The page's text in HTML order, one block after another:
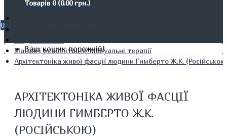
Товарів 0 (0.00 грн.)
0
Ваш кошик порожній!
Не художня література
Масаж і реабілітація. Мануальні терапії
Архітектоніка живої фасції людини Гимберто Ж.К.
АРХІТЕКТОНІКА ЖИВОЇ ФАСЦІЇ
ЛЮДИНИ ГИМБЕРТО Ж.К.
(РОСІЙСЬКОЮ)